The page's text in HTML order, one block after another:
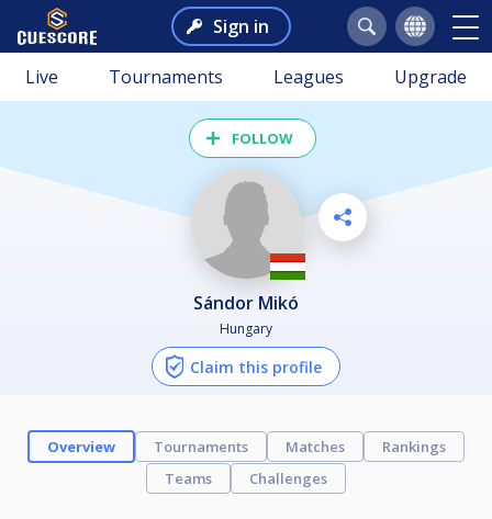
Sign in
Live Tournaments Leagues Upgrade
FOLLOW
Sándor Mikó
Hungary
Claim this profile
Overview Tournaments Matches
Rankings
Teams
Challenges